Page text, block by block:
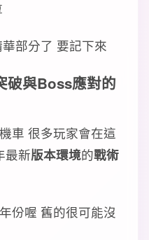
部分了 要記下來
破與Boss應對的
車 很多玩家會在這
最新版本環境的戰術
份喔 舊的很可能沒